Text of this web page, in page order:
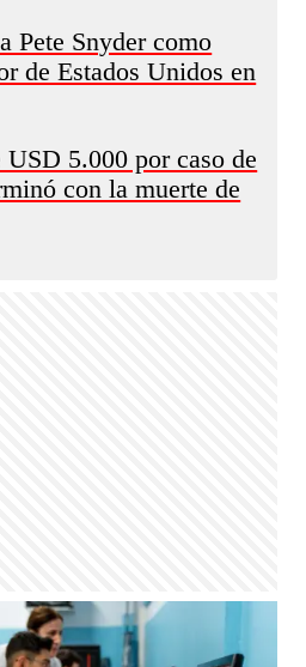
Pete Snyder como
de Estados Unidos en
5.000 por caso de
con la muerte de